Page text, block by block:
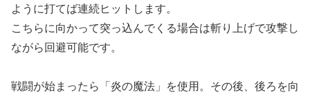
ように打てば連続ヒットします。
こちらに向かって突っ込んでくる場合は斬り上げで攻撃し
ながら回避可能です。
戦闘が始まったら「炎の魔法」を使用。その後、後ろを向